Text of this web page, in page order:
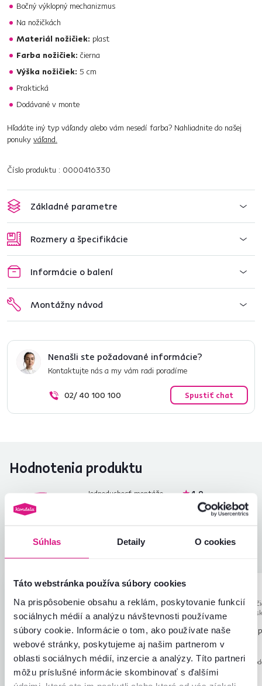
Súhlas Detaily O cookies
Táto webstránka používa súbory cookies
Na prispôsobenie obsahu a reklám, poskytovanie funkcií
sociálnych médií a analýzu návštevnosti používame
súbory cookie. Informácie o tom, ako používate naše
webové stránky, poskytujeme aj našim partnerom v
oblasti sociálnych médií, inzercie a analýzy. Títo partneri
môžu príslušné informácie skombinovať s ďalšími
Bočný výklopný mechanizmus
Na nožičkách
Materiál nožičiek: plast
Farba nožičiek: čierna
Výška nožičiek: 5 cm
Praktická
Dodávané v monte
Hľadáte iný typ váľandy alebo vám nesedí farba? Nahliadnite do našej
ponuky váľand.
Číslo produktu : 0000416330
Základné parametre
Rozmery a špecifikácie
Informácie o balení
Montážny návod
Nenašli ste požadované informácie?
Kontaktujte nás a my vám radi poradíme
02/ 40 100 100 Spustiť chat
Hodnotenia produktu
4,8
Jednoduchosť montáže
4,9
4,7
Pomer hodnoty a ceny
S
7.2.2026, Horná Stubna,
Slovensko
Rýchle dodanie. Som spokojná.
Recenzia pre rovnaký model, avšak v inom
prevedení.
A
20.11.2025,
Teplice,
Rýchle dodanie, dobrý
primeranú cenu.
Recenzia pre rovnaký
prevedení.